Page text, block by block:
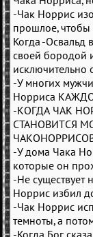
-Чак Норрис
прошлое, чтобы
Когда -Освальд
своей бородой
исключительно
-У многих
Норриса
-КОГДА ЧАК
СТАНОВИТСЯ
-У дома Чака
которые он
-Не существует
Норрис избил
-Чак Норрис
темноты, а